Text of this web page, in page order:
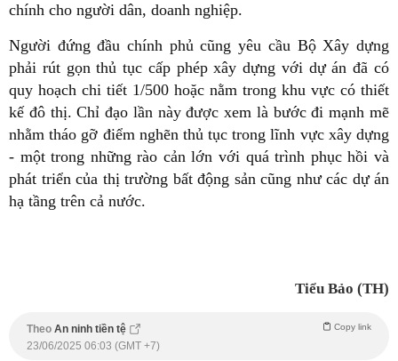
chính cho người dân, doanh nghiệp.
Người đứng đầu chính phủ cũng yêu cầu Bộ Xây dựng
phải rút gọn thủ tục cấp phép xây dựng với dự án đã có
quy hoạch chi tiết 1/500 hoặc nằm trong khu vực có thiết
kế đô thị. Chỉ đạo lần này được xem là bước đi mạnh mẽ
nhằm tháo gỡ điểm nghẽn thủ tục trong lĩnh vực xây dựng
- một trong những rào cản lớn với quá trình phục hồi và
phát triển của thị trường bất động sản cũng như các dự án
hạ tầng trên cả nước.
Tiểu Bảo (TH)
Theo An ninh tiền tệ Copy link
23/06/2025 06:03 (GMT +7)